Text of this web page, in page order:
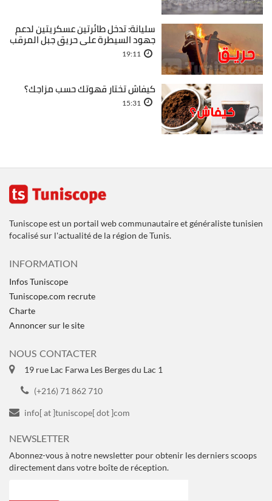
سليانة: تدخل طائرتين عسكريتين لدعم
جهود السيطرة على حريق جبل المرقب
19:11
كيفاش تختار قهوتك حسب مزاجك؟
15:31
Tuniscope est un portail web communautaire et généraliste tunisien
focalisé sur l'actualité de la région de Tunis.
INFORMATION
Infos Tuniscope
Tuniscope.com recrute
Charte
Annoncer sur le site
NOUS CONTACTER
19 rue Lac Farwa Les Berges du Lac 1
(+216) 71 862 710
info[ at ]tuniscope[ dot ]com
NEWSLETTER
Abonnez-vous à notre newsletter pour obtenir les derniers scoops
directement dans votre boîte de réception.